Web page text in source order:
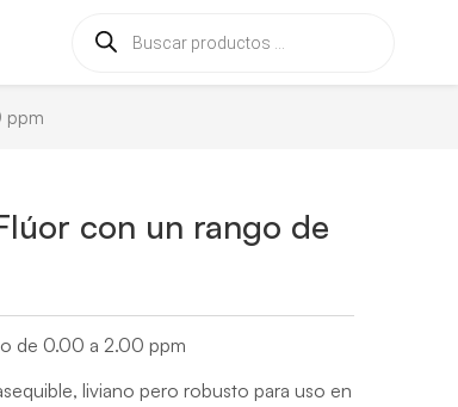
ppm
con un rango de
de 0.00 a 2.00 ppm
liviano pero robusto para uso en